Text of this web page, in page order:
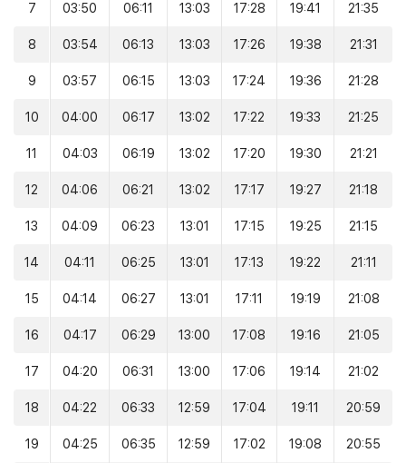
7 03:50 06:11 13:03 17:28 19:41 21:35
8 03:54 06:13 13:03 17:26 19:38 21:31
9 03:57 06:15 13:03 17:24 19:36 21:28
10 04:00 06:17 13:02 17:22 19:33 21:25
11 04:03 06:19 13:02 17:20 19:30 21:21
12 04:06 06:21 13:02 17:17 19:27 21:18
13 04:09 06:23 13:01 17:15 19:25 21:15
14 04:11 06:25 13:01 17:13 19:22 21:11
15 04:14 06:27 13:01 17:11 19:19 21:08
16 04:17 06:29 13:00 17:08 19:16 21:05
17 04:20 06:31 13:00 17:06 19:14 21:02
18 04:22 06:33 12:59 17:04 19:11 20:59
19 04:25 06:35 12:59 17:02 19:08 20:55